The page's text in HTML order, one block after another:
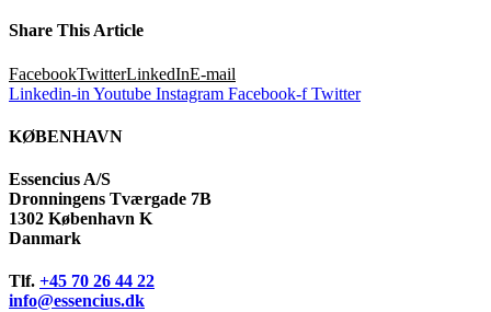
Share This Article
FacebookTwitterLinkedInE-mail
Linkedin-in Youtube Instagram Facebook-f Twitter
KØBENHAVN
Essencius A/S
Dronningens Tværgade 7B
1302 København K
Danmark
Tlf. +45 70 26 44 22
info@essencius.dk